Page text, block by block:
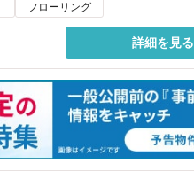
フローリング
詳細を見る